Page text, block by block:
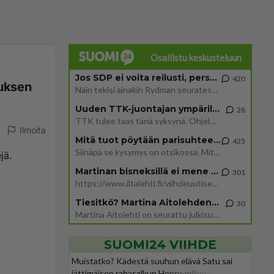
Ilmoita
Osallistu keskusteluun
Jos SDP ei voita reilusti, persut kumoavat demokratian Suomesta
Näin tekisi ainakin Rydman seuratessaan idolinsa Trumpin mallia https://www.is.fi/politiikka/art-2000012187244.html
420
Uuden TTK-juontajan ympärillä epätietoisuus sakenee - Nyt MTV hämmentää soppaa
TTK tulee taas tänä syksynä. Ohjelman uudet tähtioppilaat julkistetaan torstaina 6. elokuuta klo 14 alkavassa lehdistö
28
Mitä tuot pöytään parisuhteessa?
Siinäpä se kysymys on otsikossa. Mitäpä siis tuot/toisit pöytään parisuhteessa? Oletko mies vai nainen? Koetko sen mitä
425
Martinan bisneksillä ei mene hyvin
https://www.iltalehti.fi/viihdeuutiset/a/c46da6ab-340f-4790-aaa7-0865eed2336 Yrityksen konkurssihakemus on tullut kärä
301
Tiesitkö? Martina Aitolehden isäpuoli on tämä suosittu laulaja
Martina Aitolehti on seurattu julkisuuden henkilö. Lähipiiriin mahtuu muitakin tunnettuja henkilöitä. Tiesitkö, että Ma
30
SUOMI24 VIIHDE
Muistatko? Kädestä suuhun elävä Satu sai